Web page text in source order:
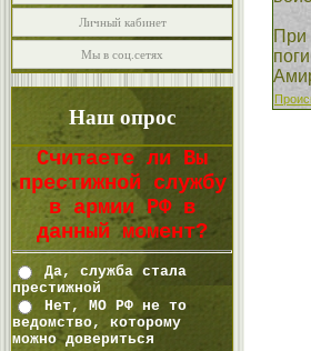
Личный кабинет
Мы в соц.сетях
Наш опрос
Считаете ли Вы
престижной службу
в армии РФ в
данный момент?
Да, служба стала
престижной
Нет, МО РФ не то
ведомство, которому
можно довериться
При